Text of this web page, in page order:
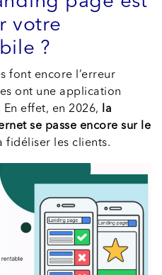
votre
?
font encore l’erreur
ont une application
effet, en 2026,
la
se passe encore sur le
fidéliser les clients.